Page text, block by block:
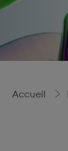
Accueil